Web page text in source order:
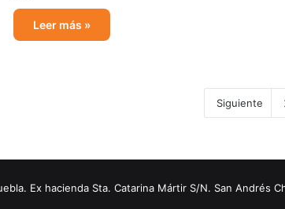
Leer más »
Siguiente
Ex hacienda Sta. Catarina Mártir S/N. San Andrés